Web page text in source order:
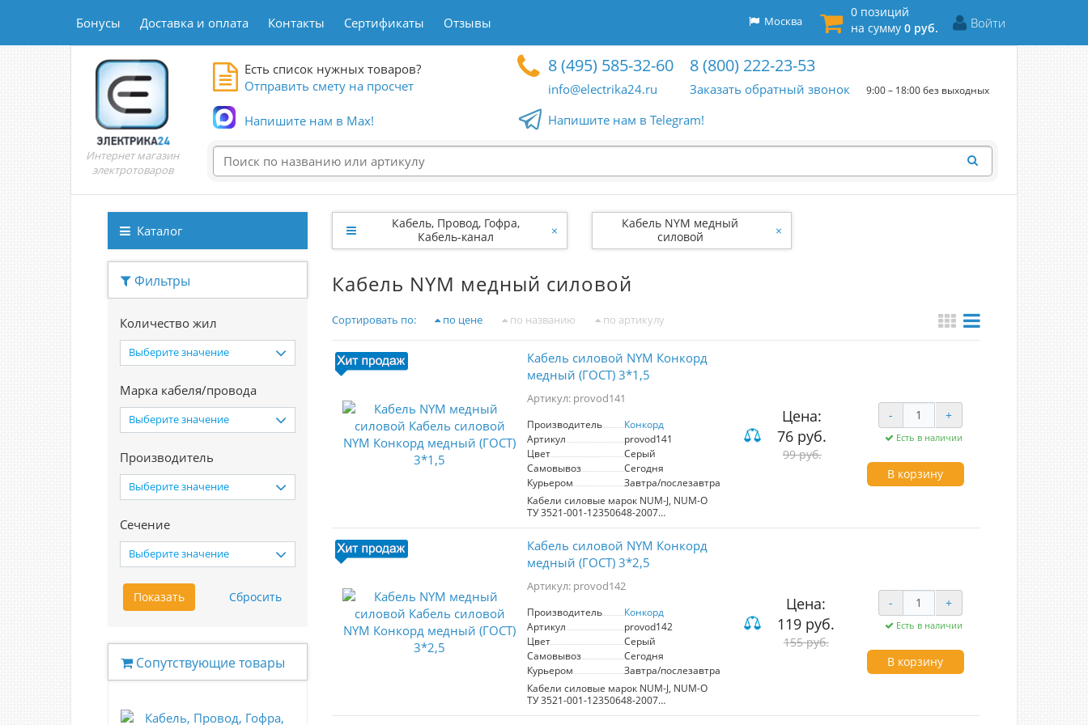
Бонусы Доставка и оплата Контакты Сертификаты Отзывы Войти
0 позиций
на сумму 0 руб.
Москва
Интернет магазин
электротоваров
Есть список нужных товаров?
Отправить смету на просчет
Напишите нам в Max!
8 (495) 585-32-60
info@electrika24.ru
8 (800) 222-23-53
Заказать обратный звонок 9:00 – 18:00 без выходных
Напишите нам в Telegram!
Каталог
Фильтры
Количество жил
Выберите значение
Марка кабеля/провода
Выберите значение
Производитель
Выберите значение
Сечение
Выберите значение
Сопутствующие товары
Кабель, Провод, Гофра,
Кабель-канал
×
Кабель NYM медный
силовой
×
Кабель NYM медный силовой
Сортировать по: по цене по названию по артикулу
Кабель силовой NYM Конкорд
медный (ГОСТ) 3*1,5
Артикул: provod141
Производитель
Конкорд
Артикул
provod141
Цвет
Серый
Самовывоз
Сегодня
Курьером
Завтра/послезавтра
Кабели силовые марок NUM-J, NUM-O
ТУ 3521-001-12350648-2007
предназначены для передачи и
стационарных установках на
номинальное переменное напряжение
0,66 кВ частотой 50 Гц. Кабель марки
NUM может использоваться для
электрического освещения. Кабель
является функциональным и
конструктивным аналогом изделий
NYM® (VDE 0250), при этом
характеристики изделий NUM
гармонизированы с требованиями
ГОСТ 31996-2012 Число
токопроводящих жил от 1 до 5.
Номинальное сечение основных
токопроводящих жил от 1,5 до 35 мм².
Цена:
76 руб.
99 руб.
- +
Есть в наличии
В корзину
Кабель силовой NYM Конкорд
медный (ГОСТ) 3*2,5
Артикул: provod142
Производитель
Конкорд
Артикул
provod142
Цвет
Серый
Самовывоз
Сегодня
Курьером
Завтра/послезавтра
Кабели силовые марок NUM-J, NUM-O
ТУ 3521-001-12350648-2007
предназначены для передачи и
Цена:
119 руб.
155 руб.
- +
Есть в наличии
В корзину